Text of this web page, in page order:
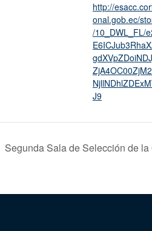
http://
onal.gob.ec/
/10_DWL_FL/
J9
Segunda Sala de Selección de